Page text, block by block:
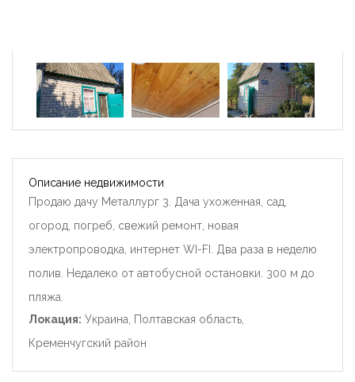
Описание недвижимости
Продаю дачу Металлург 3. Дача ухоженная, сад,
огород, погреб, свежий ремонт, новая
электропроводка, интернет WI-FI. Два раза в неделю
полив. Недалеко от автобусной остановки. 300 м до
пляжа.
Локация: Украина, Полтавская область,
Кременчугский район